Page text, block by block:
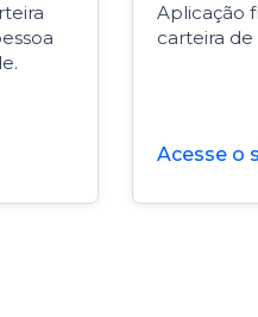
Aplicação
carteira de
Acesse o